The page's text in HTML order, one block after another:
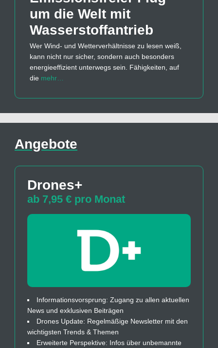
um die Welt mit
Wasserstoff­antrieb
Wer Wind- und Wetterverhältnisse zu lesen weiß,
kann nicht nur sicher, sondern auch besonders
energieeffizient unterwegs sein. Fähigkeiten, auf
die mehr…
Angebote
Drones+
ab 7,95 € pro Monat
Informationsvorsprung: Zugang zu allen aktuellen
News und exklusiven Beiträgen
Drones Update: Regelmäßige Newsletter mit den
wichtigsten Trends & Themen
Erweiterte Perspektive: Infos über unbemannte